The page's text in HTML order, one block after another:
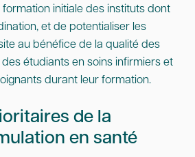
initiale des instituts dont
et de potentialiser les
au bénéfice de la qualité des
étudiants en soins infirmiers et
durant leur formation.
de la
en santé